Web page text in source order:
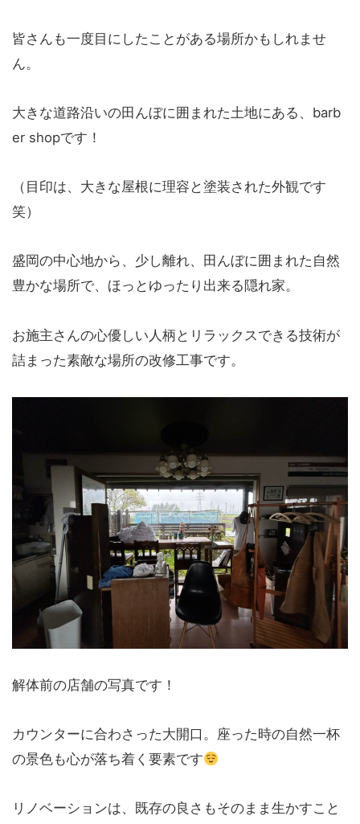
皆さんも一度目にしたことがある場所かもしれませ
ん。
大きな道路沿いの田んぼに囲まれた土地にある、barb
er shopです！
（目印は、大きな屋根に理容と塗装された外観です
笑）
盛岡の中心地から、少し離れ、田んぼに囲まれた自然
豊かな場所で、ほっとゆったり出来る隠れ家。
お施主さんの心優しい人柄とリラックスできる技術が
詰まった素敵な場所の改修工事です。
解体前の店舗の写真です！
カウンターに合わさった大開口。座った時の自然一杯
の景色も心が落ち着く要素です
リノベーションは、既存の良さもそのまま生かすこと